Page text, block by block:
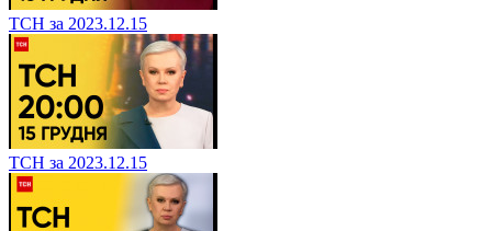
ТСН за 2023.12.15
ТСН за 2023.12.15